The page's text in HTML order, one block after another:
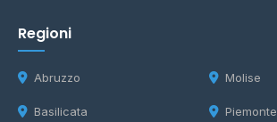
Regioni
Abruzzo
Basilicata
Molise
Piemonte